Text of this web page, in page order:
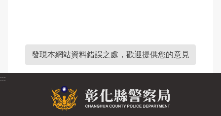
發現本網站資料錯誤之處，歡迎提供您的意見
:::